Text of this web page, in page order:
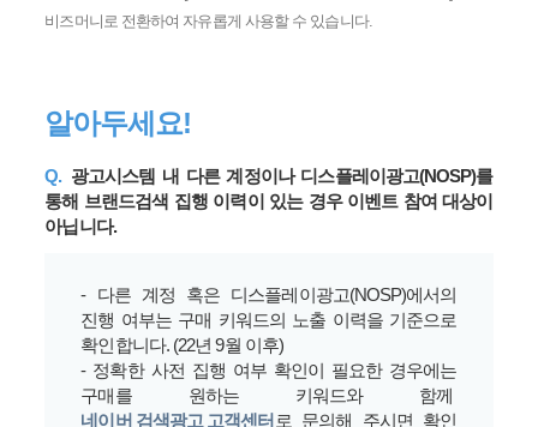
비즈머니로 전환하여 자유롭게 사용할 수 있습니다.
알아두세요!
Q. 광고시스템 내 다른 계정이나 디스플레이광고(NOSP)를
통해 브랜드검색 집행 이력이 있는 경우 이벤트 참여 대상이
아닙니다.
- 다른 계정 혹은 디스플레이광고(NOSP)에서의
진행 여부는 구매 키워드의 노출 이력을 기준으로
확인합니다. (22년 9월 이후)
- 정확한 사전 집행 여부 확인이 필요한 경우에는
구매를 원하는 키워드와 함께
네이버 검색광고 고객센터 로 문의해 주시면 확인